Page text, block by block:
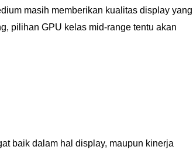
masih memberikan kualitas display yang
pilihan GPU kelas mid-range tentu akan
baik dalam hal display, maupun kinerja